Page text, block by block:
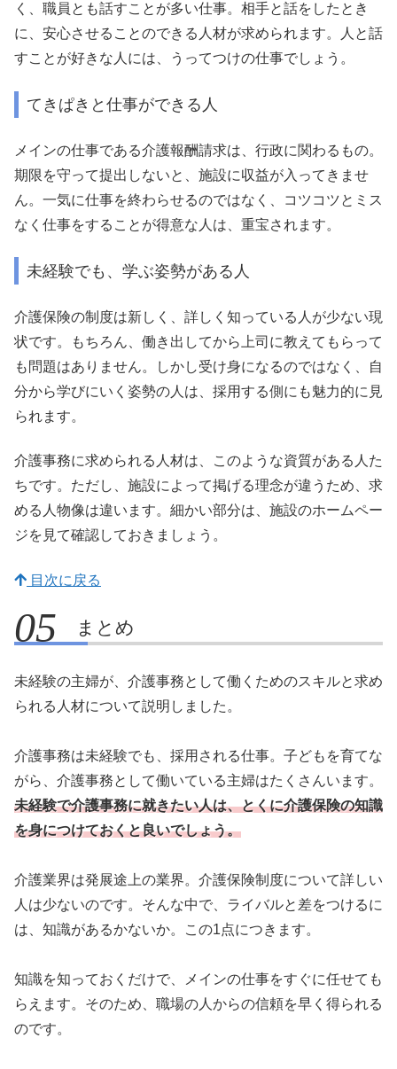
く、職員とも話すことが多い仕事。相手と話をしたとき
に、安心させることのできる人材が求められます。人と話
すことが好きな人には、うってつけの仕事でしょう。
てきぱきと仕事ができる人
メインの仕事である介護報酬請求は、行政に関わるもの。
期限を守って提出しないと、施設に収益が入ってきませ
ん。一気に仕事を終わらせるのではなく、コツコツとミス
なく仕事をすることが得意な人は、重宝されます。
未経験でも、学ぶ姿勢がある人
介護保険の制度は新しく、詳しく知っている人が少ない現
状です。もちろん、働き出してから上司に教えてもらって
も問題はありません。しかし受け身になるのではなく、自
分から学びにいく姿勢の人は、採用する側にも魅力的に見
られます。
介護事務に求められる人材は、このような資質がある人た
ちです。ただし、施設によって掲げる理念が違うため、求
める人物像は違います。細かい部分は、施設のホームペー
ジを見て確認しておきましょう。
目次に戻る
まとめ
未経験の主婦が、介護事務として働くためのスキルと求め
られる人材について説明しました。
介護事務は未経験でも、採用される仕事。子どもを育てな
がら、介護事務として働いている主婦はたくさんいます。
未経験で介護事務に就きたい人は、とくに介護保険の知識
を身につけておくと良いでしょう。
介護業界は発展途上の業界。介護保険制度について詳しい
人は少ないのです。そんな中で、ライバルと差をつけるに
は、知識があるかないか。この1点につきます。
知識を知っておくだけで、メインの仕事をすぐに任せても
らえます。そのため、職場の人からの信頼を早く得られる
のです。